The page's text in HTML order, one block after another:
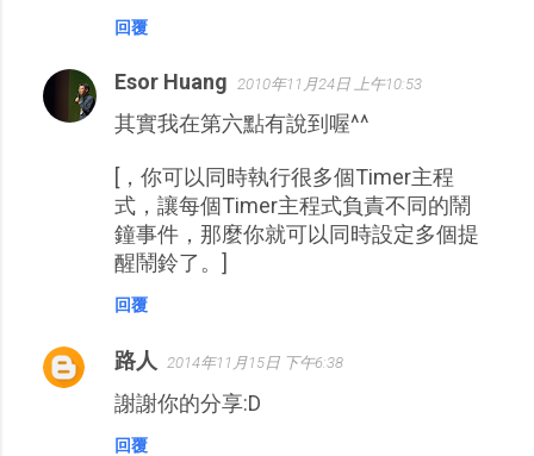
回覆
Esor Huang 2010年11月24日 上午10:53
其實我在第六點有說到喔^^
[，你可以同時執行很多個Timer主程
式，讓每個Timer主程式負責不同的鬧
鐘事件，那麼你就可以同時設定多個提
醒鬧鈴了。]
回覆
路人 2014年11月15日 下午6:38
謝謝你的分享:D
回覆